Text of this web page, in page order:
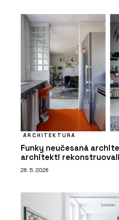
ARCHITEKTURA
Funky neučesaná
architekti
26. 5. 2026